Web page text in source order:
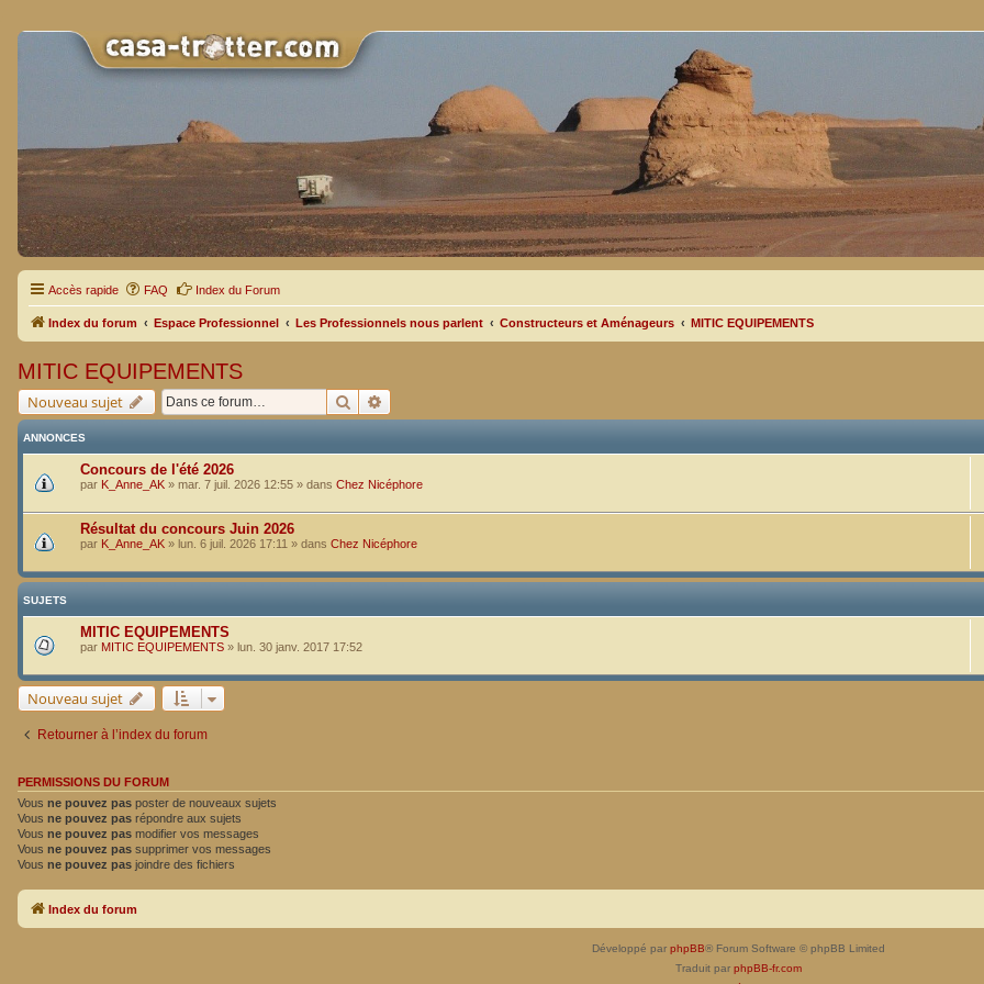
Accès rapide FAQ Index du Forum
Index du forum Espace Professionnel Les Professionnels nous parlent Constructeurs et Aménageurs MITIC EQUIPEMENTS
MITIC EQUIPEMENTS
Nouveau sujet Rechercher
ANNONCES
Concours de l'été 2026
par K_Anne_AK » mar. 7 juil. 2026 12:55 » dans Chez Nicéphore
Résultat du concours Juin 2026
par K_Anne_AK » lun. 6 juil. 2026 17:11 » dans Chez Nicéphore
SUJETS
MITIC EQUIPEMENTS
par MITIC EQUIPEMENTS » lun. 30 janv. 2017 17:52
Nouveau sujet
Retourner à l’index du forum
PERMISSIONS DU FORUM
Vous ne pouvez pas poster de nouveaux sujets
Vous ne pouvez pas répondre aux sujets
Vous ne pouvez pas modifier vos messages
Vous ne pouvez pas supprimer vos messages
Vous ne pouvez pas joindre des fichiers
Index du forum
Développé par phpBB® Forum Software © phpBB Limited
Traduit par phpBB-fr.com